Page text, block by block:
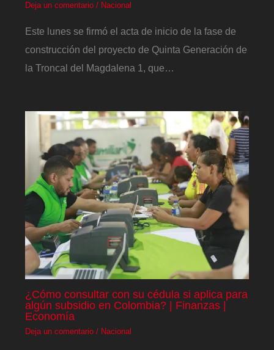
Deja un comentario / Nacional
Este lunes se firmó el acta de inicio de la fase de
construcción del proyecto de Quinta Generación de
la Troncal del Magdalena 1, que…
¿Cómo consultar con su cédula si aplica para
algún subsidio en Colombia? | Finanzas |
Economía
Deja un comentario / Nacional